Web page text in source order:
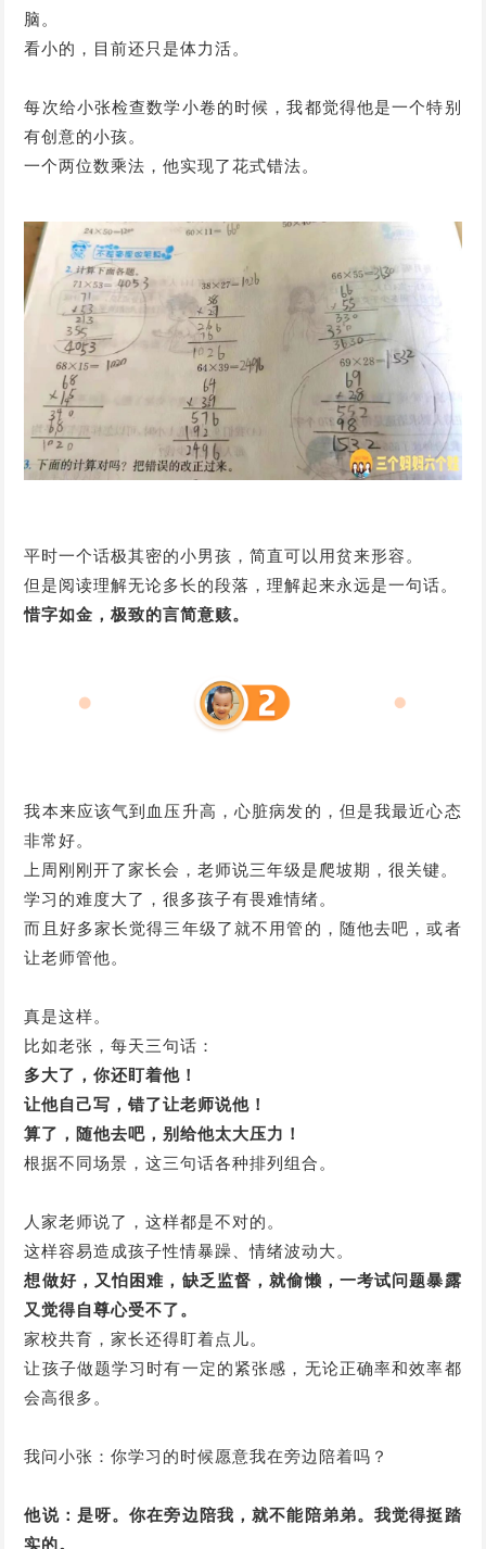
脑。
看小的，目前还只是体力活。
每次给小张检查数学小卷的时候，我都觉得他是一个特别
有创意的小孩。
一个两位数乘法，他实现了花式错法。
平时一个话极其密的小男孩，简直可以用贫来形容。
但是阅读理解无论多长的段落，理解起来永远是一句话。
惜字如金，极致的言简意赅。
我本来应该气到血压升高，心脏病发的，但是我最近心态
非常好。
上周刚刚开了家长会，老师说三年级是爬坡期，很关键。
学习的难度大了，很多孩子有畏难情绪。
而且好多家长觉得三年级了就不用管的，随他去吧，或者
让老师管他。
真是这样。
比如老张，每天三句话：
多大了，你还盯着他！
让他自己写，错了让老师说他！
算了，随他去吧，别给他太大压力！
根据不同场景，这三句话各种排列组合。
人家老师说了，这样都是不对的。
这样容易造成孩子性情暴躁、情绪波动大。
想做好，又怕困难，缺乏监督，就偷懒，一考试问题暴露
又觉得自尊心受不了。
家校共育，家长还得盯着点儿。
让孩子做题学习时有一定的紧张感，无论正确率和效率都
会高很多。
我问小张：你学习的时候愿意我在旁边陪着吗？
他说：是呀。你在旁边陪我，就不能陪弟弟。我觉得挺踏
实的。